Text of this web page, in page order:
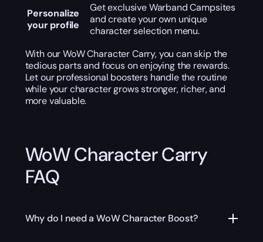
Personalize
your profile
Get exclusive Warband Campsites
and create your own unique
character selection menu.
With our WoW Character Carry, you can skip the
tedious parts and focus on enjoying the rewards.
Let our professional boosters handle the routine
while your character grows stronger, richer, and
more valuable.
WoW Character Carry
FAQ
Why do I need a WoW Character Boost?